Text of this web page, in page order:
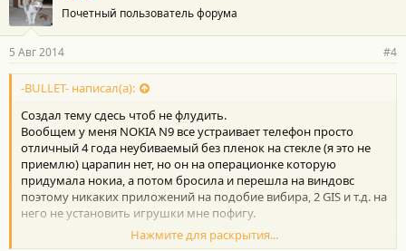
д
а
н
о
с
и
:
Почетный пользователь форума
5 Авг 2014 #4
-BULLET- написал(а):
Создал тему сдесь чтоб не флудить.
Вообщем у меня NOKIA N9 все устраивает телефон просто
отличный 4 года неубиваемый без пленок на стекле (я это не
приемлю) царапин нет, но он на операционке которую
придумала нокиа, а потом бросила и перешла на виндовс
поэтому никаких приложений на подобие вибира, 2 GIS и т.д. на
него не установить игрушки мне пофигу.
Вот и встал вопрос выбора что взять:
Нажмите для раскрытия...